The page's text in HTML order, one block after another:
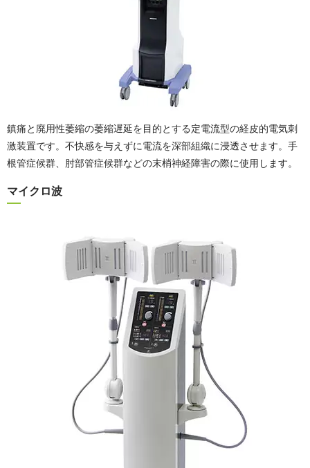
鎮痛と廃用性萎縮の萎縮遅延を目的とする定電流型の経皮的電気刺
激装置です。不快感を与えずに電流を深部組織に浸透させます。手
根管症候群、肘部管症候群などの末梢神経障害の際に使用します。
マイクロ波